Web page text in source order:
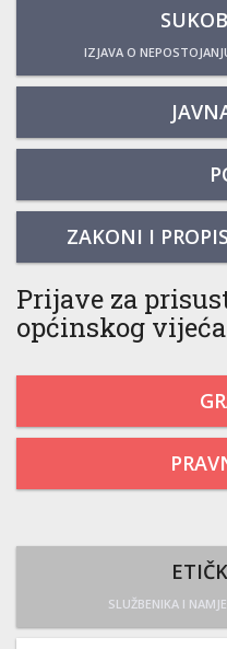
IZJAVA O
ZAKONI I
Prijave za
općinskog
SLUŽBENIKA I